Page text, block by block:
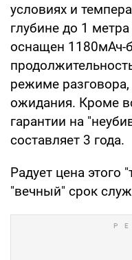
условиях и
глубине до 1
оснащен 1180мАч-
режиме
ожидания. Кроме
гарантии на
составляет 3 года.
Радует цена этого
"вечный" срок